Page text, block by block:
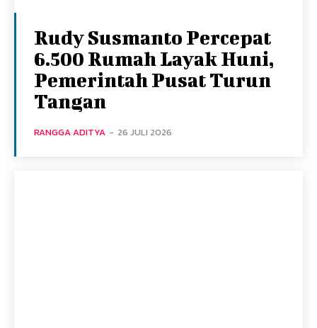
Rudy Susmanto Percepat
6.500 Rumah Layak Huni,
Pemerintah Pusat Turun
Tangan
RANGGA ADITYA - 26 JULI 2026